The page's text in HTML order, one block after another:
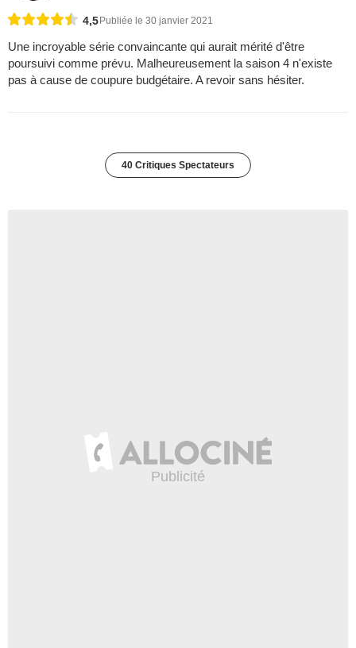
4,5 Publiée le 30 janvier 2021
Une incroyable série convaincante qui aurait mérité d'être
poursuivi comme prévu. Malheureusement la saison 4 n'existe
pas à cause de coupure budgétaire. A revoir sans hésiter.
40 Critiques Spectateurs